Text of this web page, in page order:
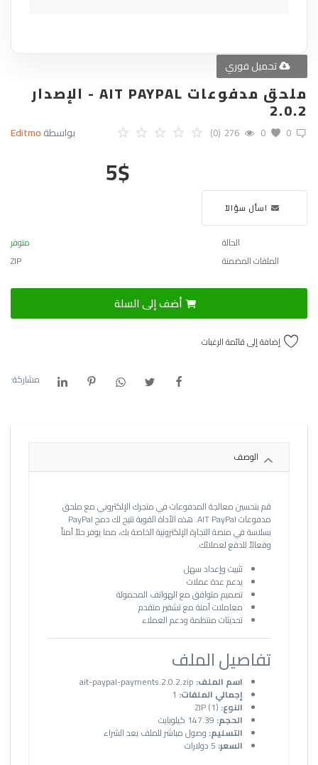
تحميل فوري
ملحق مدفوعات AIT PAYPAL - الإصدار
2.0.2
بواسطةEditmo 0
(0) 0
276
5$
اسأل سؤالاً
الحالة
متوفر
الملفات المضمنة
ZIP
أضف إلى السلة
إضافة إلى قائمة الرغبات
مشاركة:
الوصف
قم بتحسين معالجة المدفوعات في متجرك الإلكتروني مع ملحق
مدفوعات AIT PayPal. هذه الأداة القوية تتيح لك دمج PayPal
بسلاسة في منصة التجارة الإلكترونية الخاصة بك، مما يوفر حلاً آمناً
وفعالاً للدفع لعملائك.
تثبيت وإعداد سهل
يدعم عدة عملات
تصميم متوافق مع الهواتف المحمولة
معاملات آمنة مع تشفير متقدم
تحديثات منتظمة ودعم العملاء
تفاصيل الملف
اسم الملف:
إجمالي الملفات:
النوع:ZIP (1)
الحجم:
التسليم: وصول مباشر للملف بعد الشراء
السعر: